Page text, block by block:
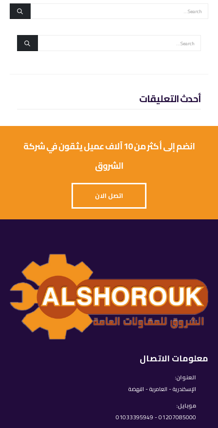
أحدث التعليقات
انضم إلى أكثر من 10 آلاف عميل يثقون في شركة
الشروق
اتصل الان
معلومات الاتصال
العنوان:
الإسكندرية - العامرية - النهضة
موبايل:
01207085000 - 01033395949